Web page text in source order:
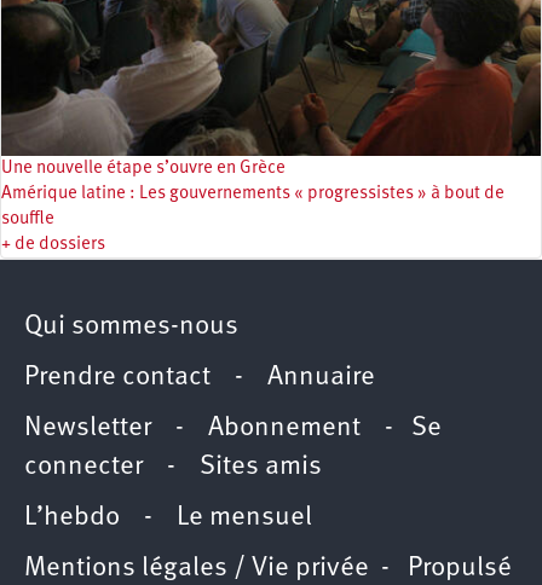
Une nouvelle étape s’ouvre en Grèce
Amérique latine : Les gouvernements « progressistes » à bout de
souffle
+ de dossiers
Qui sommes-nous
Prendre contact - Annuaire
Newsletter - Abonnement - Se
connecter- Sites amis
L’hebdo - Le mensuel
Mentions légales / Vie privée - Propulsé